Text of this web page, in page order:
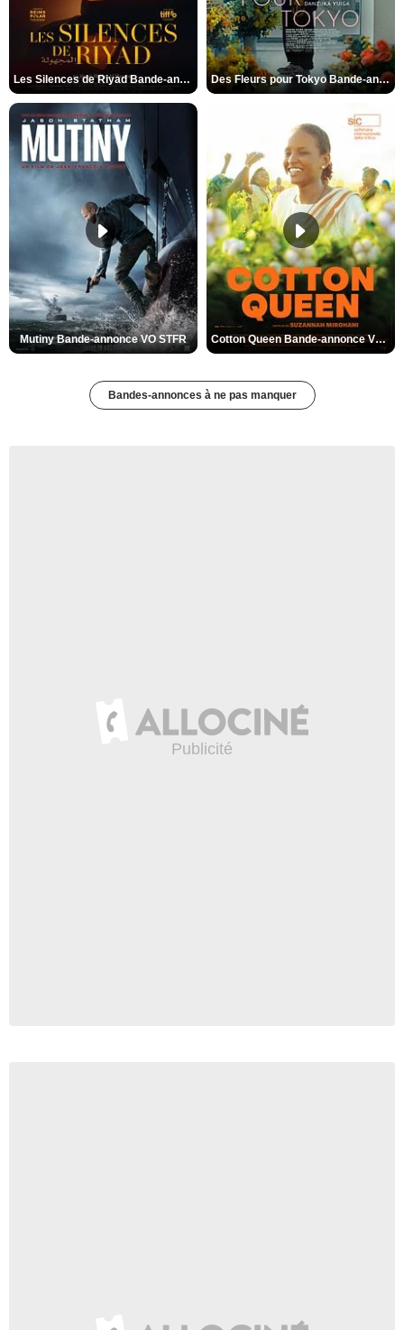
Les Silences de Riyad Bande-annonce VO STFR Des Fleurs pour Tokyo Bande-annonce VO STFR
Mutiny Bande-annonce VO STFR Cotton Queen Bande-annonce VO STFR
Bandes-annonces à ne pas manquer